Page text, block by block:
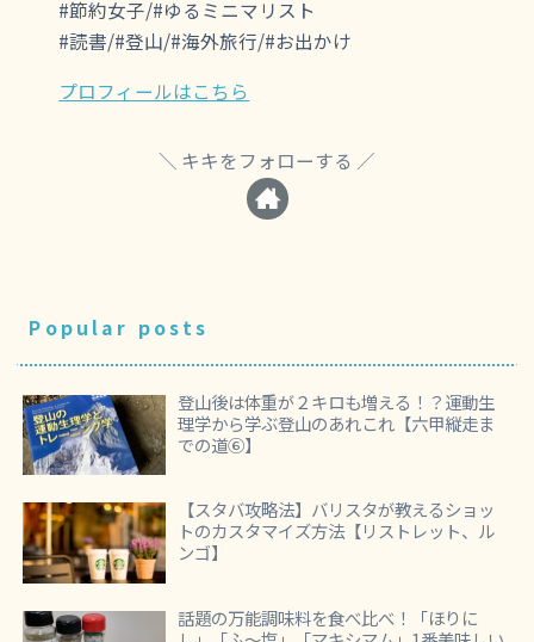
#節約女子/#ゆるミニマリスト
#読書/#登山/#海外旅行/#お出かけ
プロフィールはこちら
キキをフォローする
Popular posts
登山後は体重が２キロも増える！？運動生
理学から学ぶ登山のあれこれ【六甲縦走ま
での道⑥】
【スタバ攻略法】バリスタが教えるショッ
トのカスタマイズ方法【リストレット、ル
ンゴ】
話題の万能調味料を食べ比べ！「ほりに